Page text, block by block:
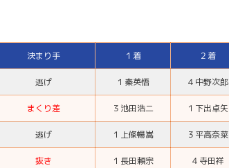
決まり手 １着 ２着
逃げ １ 秦英悟 ４ 中野次郎
まくり差 ３ 池田浩二 １ 下出卓矢
逃げ １ 上條暢嵩 ３ 平高奈菜
抜き １ 長田頼宗 ４ 寺田祥